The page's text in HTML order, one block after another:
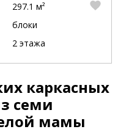
297.1 м²
блоки
2 этажа
каркасных
семи
мамы